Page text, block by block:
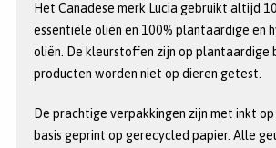
Het Canadese merk Lucia gebruikt altijd
essentiële oliën en 100% plantaardige en
oliën. De kleurstoffen zijn op plantaardige
producten worden niet op dieren getest.
De prachtige verpakkingen zijn met inkt
basis geprint op gerecycled papier. Alle